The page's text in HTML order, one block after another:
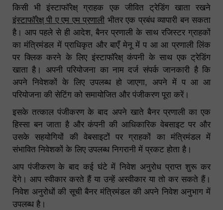
किसी भी इंस्टाफॉरेक्ष् ग्राहक एक जीवित ट्रेडिंग खाता रखने
इंस्टाफॉरेक्ष् पी ए एम एम प्रणाली भीतर एक प्रबंध व्यापारी बन सकता
है। आप पहले से ही आदेश, बैनर प्रणाली के साथ रजिस्टर ग्राहकों
का मंत्रिमंडल में प्राधिकृत और बाएँ मेनू में प आ आ प्रणाली लिंक
पर क्लिक करने के लिए इंस्टाफॉरेक्ष् कंपनी के साथ एक ट्रेडिंग
खाता है। अपनी परियोजना का नाम दर्ज संपर्क जानकारी है कि
अपने निवेशकों के लिए उपलब्ध हो जाएगा, अपने में प आ आ
परियोजना की सेटिंग को समायोजित और पंजीकरण पूरा करें।
इसके तत्काल पंजीकरण के बाद अपने खाते बैनर प्रणाली का एक
हिस्सा बन जाता है और कंपनी की आधिकारिक वेबसाइट पर और
उसके सहयोगियों की वेबसाइटों पर ग्राहकों का मंत्रिमंडल में
संभावित निवेशकों के लिए उपलब्ध निगरानी में प्रकट होता है।
आप पंजीकरण के बाद कई घंटे में निवेश अनुरोध प्राप्त शुरू कर
देंगे। आप स्वीकार करते हैं या उन्हें अस्वीकार या तो कर सकते हैं।
निवेश अनुरोधों की सूची बैनर मंत्रिमंडल की अपने निवेश अनुभाग में
उपलब्ध है।